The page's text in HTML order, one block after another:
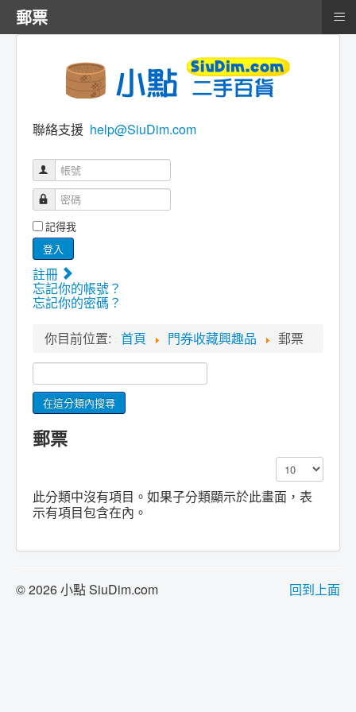
聯絡支援 help@SiuDim.com
帳號
密碼
記得我
登入
註冊
忘記你的帳號？
忘記你的密碼？
你目前位置: 首頁 門券收藏興趣品 郵票
郵票
顯示數目
此分類中沒有項目。如果子分類顯示於此畫面，表
示有項目包含在內。
回到上面
© 2026 小點 SiuDim.com
郵票 ≡